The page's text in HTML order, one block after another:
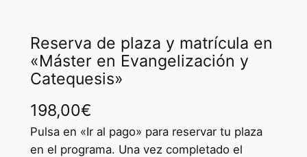
Reserva de plaza y matrícula en
«Máster en Evangelización y
Catequesis»
198,00€
Pulsa en «Ir al pago» para reservar tu plaza
en el programa. Una vez completado el